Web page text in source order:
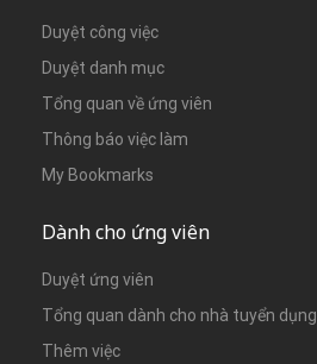
Duyệt công việc
Duyệt danh mục
Tổng quan về ứng viên
Thông báo việc làm
My Bookmarks
Dành cho ứng viên
Duyệt ứng viên
Tổng quan dành cho nhà tuyển dụng
Thêm việc